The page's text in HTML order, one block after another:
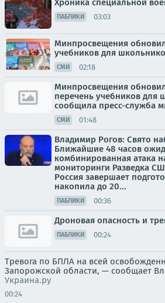
Хроника специальной
ПАБЛИКИ 03:03
Минпросвещения
учебников для
СМИ 02:18
Минпросвещения
перечень учебников для
сообщила пресс-служба
СМИ 01:48
Владимир Рогов: Свято
Ближайшие 48 часов
комбинированная атака
мониторинги Разведка
Россия завершает
накопила до 20...
ПАБЛИКИ 00:36
Дроновая опасность и
ПАБЛИКИ 00:24
Тревога по БПЛА на всей
Запорожской области, — сообщает
Украина.ру
00:24